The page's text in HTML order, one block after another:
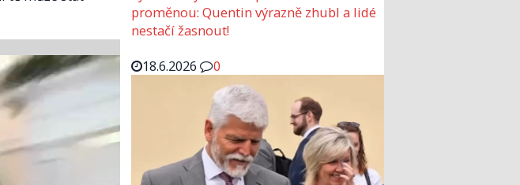
proměnou: Quentin výrazně zhubl a lidé
nestačí žasnout!
18.6.2026
0